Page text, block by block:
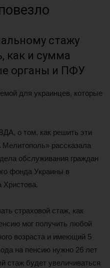
стажу
как и сумма
органы и ПФУ
для украинцев, которые
о том, как решить эти
рассказала
обслуживания граждан
фонда Украины в
Христова.
страховой стаж, как
мог получить любой
возраста и имеющий 5
на пенсию нужно 26 лет
стаж будет увеличиваться